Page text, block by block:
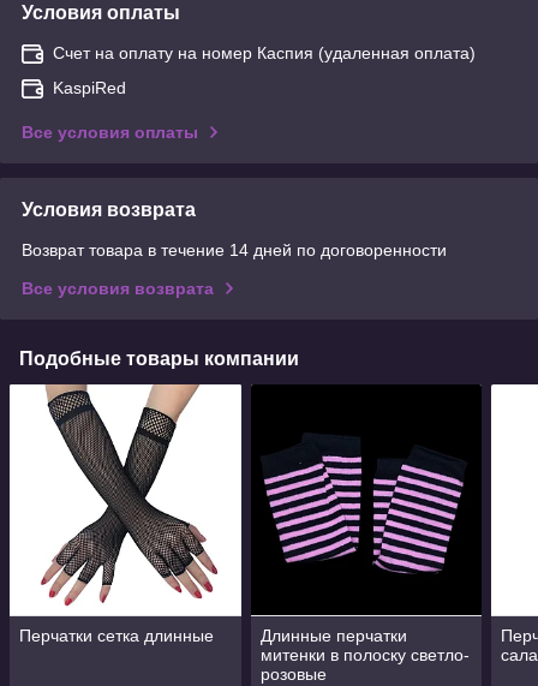
Условия оплаты
Счет на оплату на номер Каспия (удаленная оплата)
KaspiRed
Все условия оплаты
Условия возврата
Возврат товара в течение 14 дней по договоренности
Все условия возврата
Подобные товары компании
Перчатки сетка длинные
Длинные перчатки
митенки в полоску светло-
розовые